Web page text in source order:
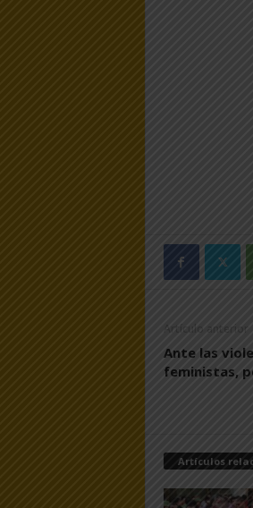
Artículo anterior
Ante las
feministas,
Artículos